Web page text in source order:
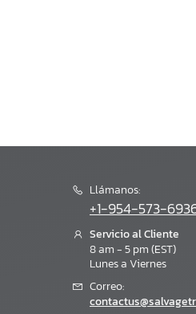
Llámanos:
+1-954-573-
Servicio al Cliente
8 am - 5 pm (EST)
Lunes a Viernes
Correo: